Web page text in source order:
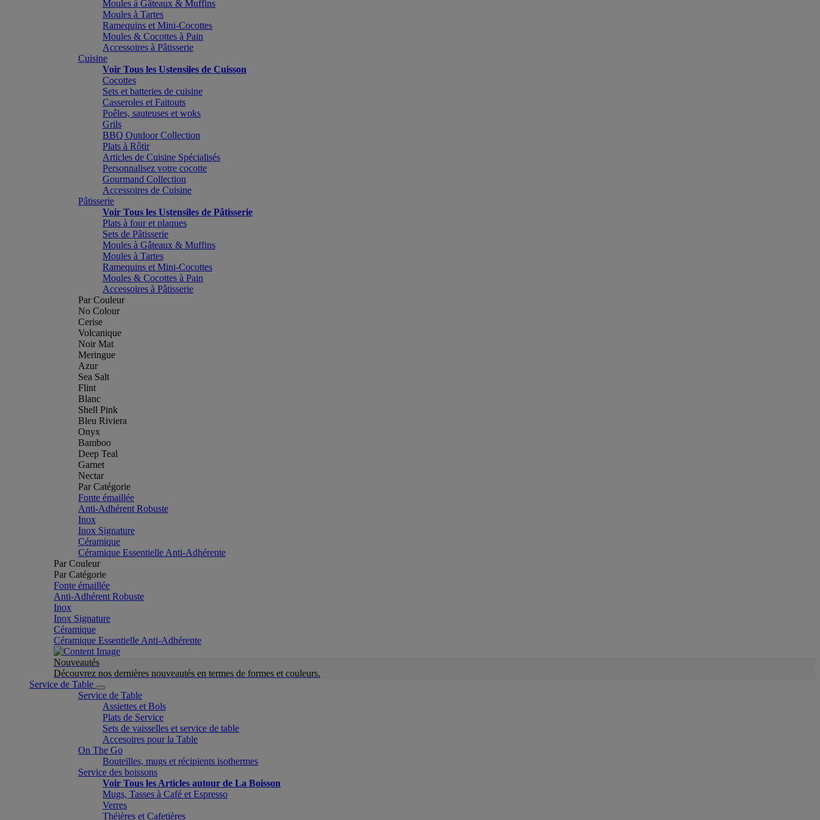
Moules à Gâteaux & Muffins
Moules à Tartes
Ramequins et Mini-Cocottes
Moules & Cocottes à Pain
Accessoires à Pâtisserie
Cuisine
Voir Tous les Ustensiles de Cuisson
Cocottes
Sets et batteries de cuisine
Casseroles et Faitouts
Poêles, sauteuses et woks
Grils
BBQ Outdoor Collection
Plats à Rôtir
Articles de Cuisine Spécialisés
Personnalisez votre cocotte
Gourmand Collection
Accessoires de Cuisine
Pâtisserie
Voir Tous les Ustensiles de Pâtisserie
Plats à four et plaques
Sets de Pâtisserie
Moules à Gâteaux & Muffins
Moules à Tartes
Ramequins et Mini-Cocottes
Moules & Cocottes à Pain
Accessoires à Pâtisserie
Par Couleur
No Colour
Cerise
Volcanique
Noir Mat
Meringue
Azur
Sea Salt
Flint
Blanc
Shell Pink
Bleu Riviera
Onyx
Bamboo
Deep Teal
Garnet
Nectar
Par Catégorie
Fonte émaillée
Anti-Adhérent Robuste
Inox
Inox Signature
Céramique
Céramique Essentielle Anti-Adhérente
Par Couleur
Par Catégorie
Fonte émaillée
Anti-Adhérent Robuste
Inox
Inox Signature
Céramique
Céramique Essentielle Anti-Adhérente
Nouveautés
Découvrez nos dernières nouveautés en termes de formes et couleurs.
Service de Table
Service de Table
Assiettes et Bols
Plats de Service
Sets de vaisselles et service de table
Accesoires pour la Table
On The Go
Bouteilles, mugs et récipients isothermes
Service des boissons
Voir Tous les Articles autour de La Boisson
Mugs, Tasses à Café et Espresso
Verres
Théières et Cafetières